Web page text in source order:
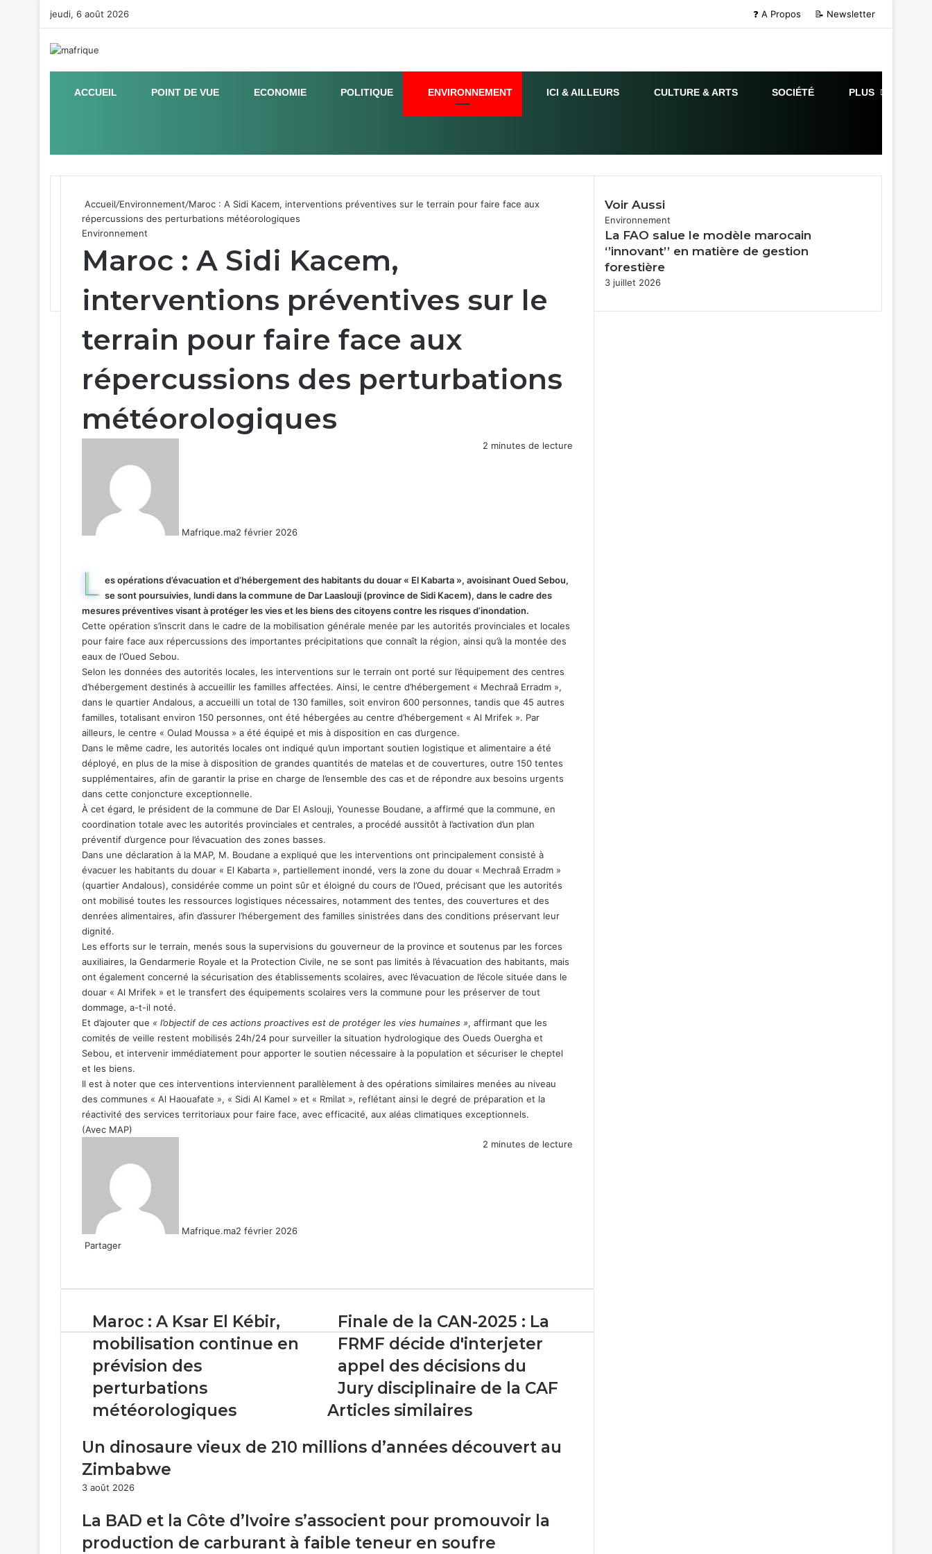
jeudi, 6 août 2026 ❓ A Propos 📝 Newsletter
ACCUEIL POINT DE VUE ECONOMIE POLITIQUE ENVIRONNEMENT ICI & AILLEURS CULTURE & ARTS SOCIÉTÉ PLUS
Accueil/Environnement/Maroc : A Sidi Kacem, interventions préventives sur le terrain pour faire face aux
répercussions des perturbations météorologiques
Environnement
Maroc : A Sidi Kacem,
interventions préventives sur le
terrain pour faire face aux
répercussions des perturbations
météorologiques
Mafrique.ma2 février 2026
2 minutes de lecture
L es opérations d’évacuation et d’hébergement des habitants du douar « El Kabarta », avoisinant Oued Sebou,
se sont poursuivies, lundi dans la commune de Dar Laaslouji (province de Sidi Kacem), dans le cadre des
mesures préventives visant à protéger les vies et les biens des citoyens contre les risques d’inondation.
Cette opération s’inscrit dans le cadre de la mobilisation générale menée par les autorités provinciales et locales
pour faire face aux répercussions des importantes précipitations que connaît la région, ainsi qu’à la montée des
eaux de l’Oued Sebou.
Selon les données des autorités locales, les interventions sur le terrain ont porté sur l’équipement des centres
d’hébergement destinés à accueillir les familles affectées. Ainsi, le centre d’hébergement « Mechraâ Erradm »,
dans le quartier Andalous, a accueilli un total de 130 familles, soit environ 600 personnes, tandis que 45 autres
familles, totalisant environ 150 personnes, ont été hébergées au centre d’hébergement « Al Mrifek ». Par
ailleurs, le centre « Oulad Moussa » a été équipé et mis à disposition en cas d’urgence.
Dans le même cadre, les autorités locales ont indiqué qu’un important soutien logistique et alimentaire a été
déployé, en plus de la mise à disposition de grandes quantités de matelas et de couvertures, outre 150 tentes
supplémentaires, afin de garantir la prise en charge de l’ensemble des cas et de répondre aux besoins urgents
dans cette conjoncture exceptionnelle.
À cet égard, le président de la commune de Dar El Aslouji, Younesse Boudane, a affirmé que la commune, en
coordination totale avec les autorités provinciales et centrales, a procédé aussitôt à l’activation d’un plan
préventif d’urgence pour l’évacuation des zones basses.
Dans une déclaration à la MAP, M. Boudane a expliqué que les interventions ont principalement consisté à
évacuer les habitants du douar « El Kabarta », partiellement inondé, vers la zone du douar « Mechraâ Erradm »
(quartier Andalous), considérée comme un point sûr et éloigné du cours de l’Oued, précisant que les autorités
ont mobilisé toutes les ressources logistiques nécessaires, notamment des tentes, des couvertures et des
denrées alimentaires, afin d’assurer l’hébergement des familles sinistrées dans des conditions préservant leur
dignité.
Les efforts sur le terrain, menés sous la supervisions du gouverneur de la province et soutenus par les forces
auxiliaires, la Gendarmerie Royale et la Protection Civile, ne se sont pas limités à l’évacuation des habitants, mais
ont également concerné la sécurisation des établissements scolaires, avec l’évacuation de l’école située dans le
douar « Al Mrifek » et le transfert des équipements scolaires vers la commune pour les préserver de tout
dommage, a-t-il noté.
Et d’ajouter que « l’objectif de ces actions proactives est de protéger les vies humaines », affirmant que les
comités de veille restent mobilisés 24h/24 pour surveiller la situation hydrologique des Oueds Ouergha et
Sebou, et intervenir immédiatement pour apporter le soutien nécessaire à la population et sécuriser le cheptel
et les biens.
Il est à noter que ces interventions interviennent parallèlement à des opérations similaires menées au niveau
des communes « Al Haouafate », « Sidi Al Kamel » et « Rmilat », reflétant ainsi le degré de préparation et la
réactivité des services territoriaux pour faire face, avec efficacité, aux aléas climatiques exceptionnels.
(Avec MAP)
Mafrique.ma2 février 2026
2 minutes de lecture
Partager
email
Maroc :
A
Ksar
El
Kébir,
mobilisation
continue
en
des
perturbations
météorologiques
Maroc : A Ksar El Kébir,
mobilisation continue en
prévision des
perturbations
météorologiques
Finale
de
la
CAN-
2025
:
FRMF
d'interjeter
Jury
disciplinaire
de
Finale de la CAN-2025 : La
FRMF décide d'interjeter
appel des décisions du
Jury disciplinaire de la CAF
Articles similaires
Un dinosaure vieux de 210 millions d’années découvert au
Zimbabwe
3 août 2026
La BAD et la Côte d’Ivoire s’associent pour promouvoir la
production de carburant à faible teneur en soufre
Voir Aussi
Fermer
Environnement
La FAO salue le modèle marocain
‘’innovant’’ en matière de gestion
forestière
3 juillet 2026